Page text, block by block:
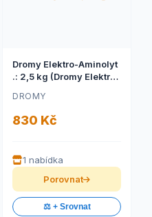
Dromy Elektro-Aminolyt
.: 2,5 kg (Dromy Elektro-
DROMY
830 Kč
1 nabídka
Porovnat
⚖️ + Srovnat